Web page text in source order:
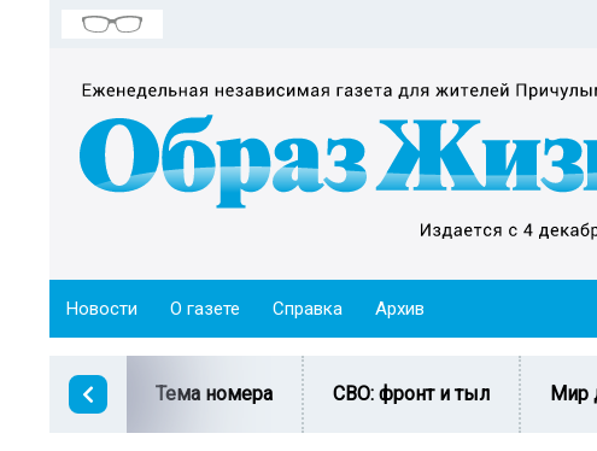
Новости О газете Справка Архив
Тема номера СВО: фронт и тыл Мир